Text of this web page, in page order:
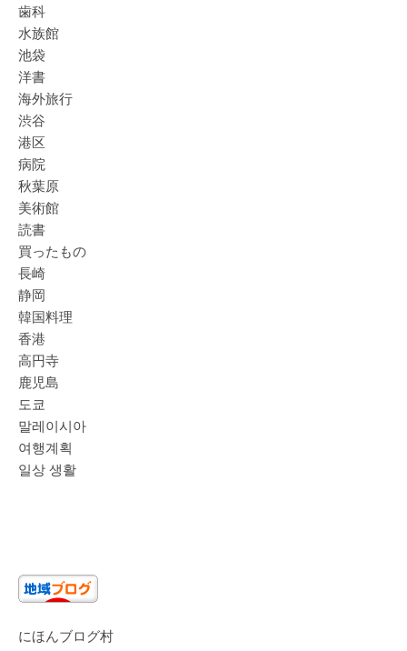
歯科
水族館
池袋
洋書
海外旅行
渋谷
港区
病院
秋葉原
美術館
読書
買ったもの
長崎
静岡
韓国料理
香港
高円寺
鹿児島
도쿄
말레이시아
여행계획
일상 생활
にほんブログ村